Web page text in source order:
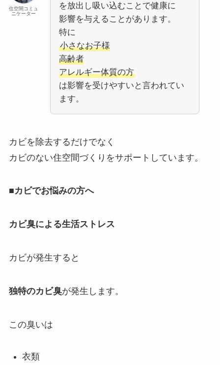
住空間コミュ
ニケーター
を放出し吸い込むことで健康に
影響を与えることがあります。
特に
小さなお子様
高齢者
アレルギー体質の方
は影響を受けやすいと言われてい
ます。
カビを除去するだけでなく
カビのない住空間づくりをサポートしています。
■カビでお悩みの方へ
カビ臭による生活ストレス
カビが発生すると
独特のカビ臭が発生します。
この臭いは
衣類